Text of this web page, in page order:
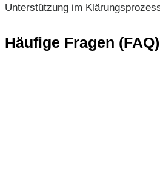
Unterstützung im
Häufige Fragen (FAQ)